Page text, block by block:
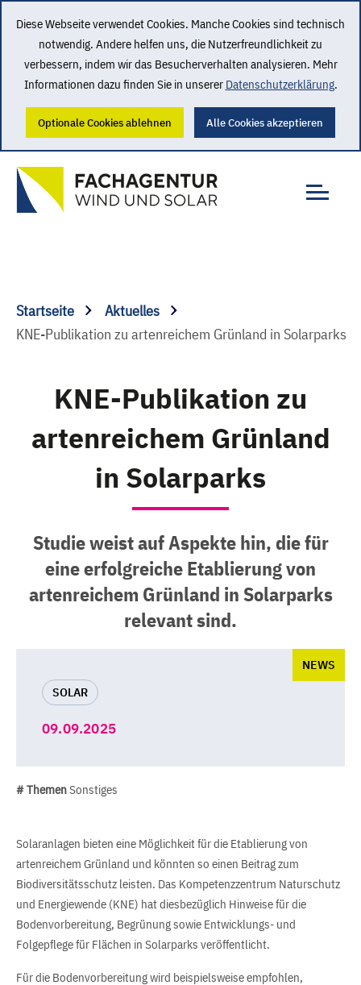
Diese Webseite verwendet Cookies. Manche Cookies sind technisch
notwendig. Andere helfen uns, die Nutzerfreundlichkeit zu
verbessern, indem wir das Besucherverhalten analysieren. Mehr
Informationen dazu finden Sie in unserer Datenschutzerklärung.
Optionale Cookies ablehnen Alle Cookies akzeptieren
Startseite
Aktuelles
KNE-Publikation zu artenreichem Grünland in Solarparks
KNE-Publikation zu
artenreichem Grünland
in Solarparks
Studie weist auf Aspekte hin, die für
eine erfolgreiche Etablierung von
artenreichem Grünland in Solarparks
relevant sind.
SOLAR
NEWS
09.09.2025
# ThemenSonstiges
Solaranlagen bieten eine Möglichkeit für die Etablierung von
artenreichem Grünland und könnten so einen Beitrag zum
Biodiversitätsschutz leisten. Das Kompetenzzentrum Naturschutz
und Energiewende (KNE) hat diesbezüglich Hinweise für die
Bodenvorbereitung, Begrünung sowie Entwicklungs- und
Folgepflege für Flächen in Solarparks veröffentlicht.
Für die Bodenvorbereitung wird beispielsweise empfohlen,